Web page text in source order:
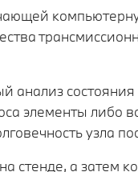
элементы
узла
а затем